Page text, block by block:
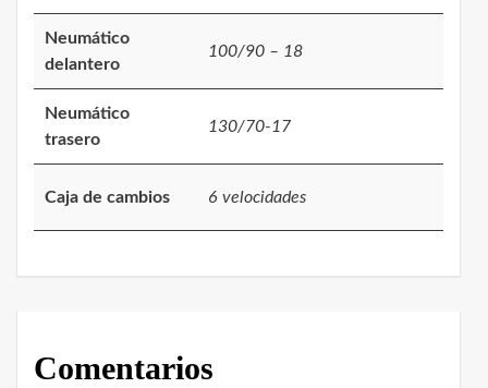
Neumático
delantero
100/90 – 18
Neumático
trasero
130/70-17
Caja de cambios 6 velocidades
Comentarios